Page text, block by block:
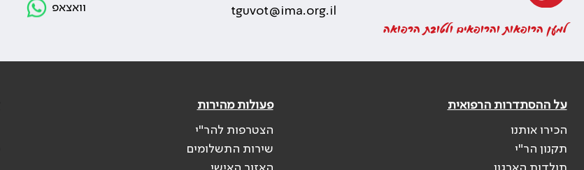
למען הרופאות והרופאים ולטובת הרפואה
tguvot@ima.org.il
וואצאפ
על ההסתדרות הרפואית
הכירו אותנו
תקנון הר"י
פעולות מהירות
הצטרפות להר"י
שירות התשלומים